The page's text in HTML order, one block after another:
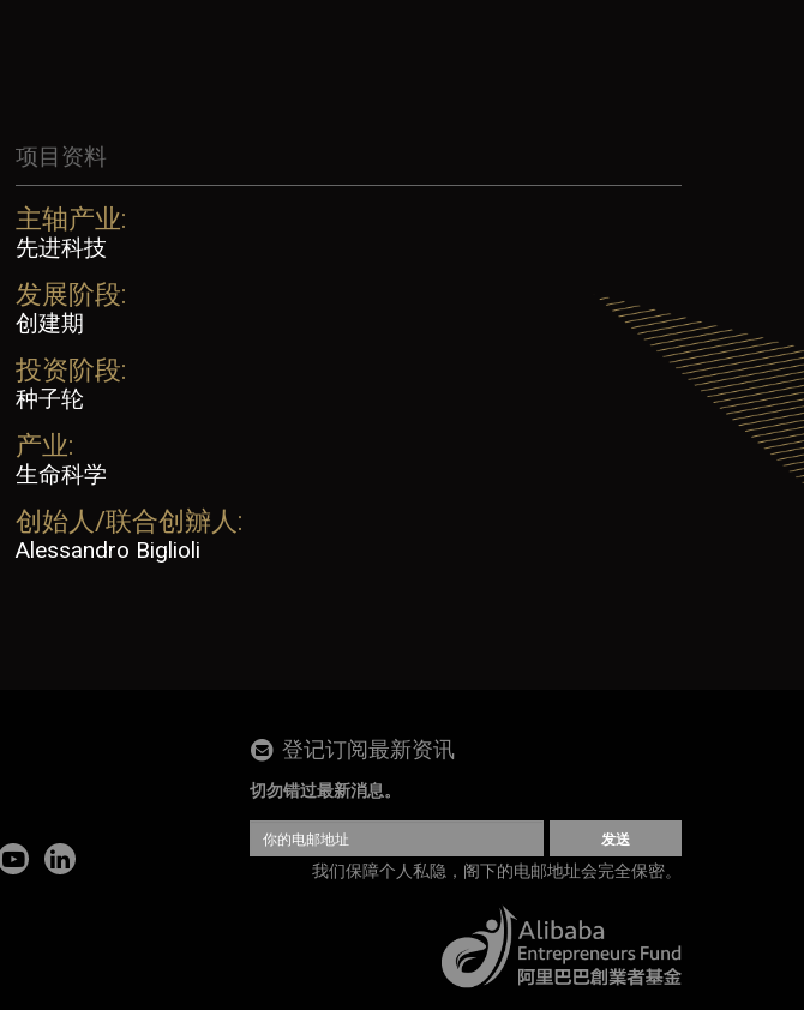
项目资料
主轴产业:
先进科技
发展阶段:
创建期
投资阶段:
种子轮
产业:
生命科学
创始人/联合创辧人:
Alessandro Biglioli
登记订阅最新资讯
切勿错过最新消息。
发送
我们保障个人私隐，阁下的电邮地址会完全保密。